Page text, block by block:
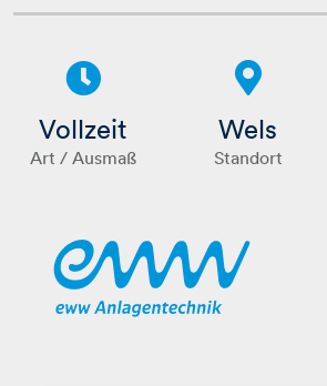
Vollzeit
Art / Ausmaß
Wels
Standort